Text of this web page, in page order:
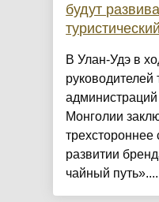
будут
В Улан-Удэ в
руководителей
Монголии
развитии
чайный путь»....